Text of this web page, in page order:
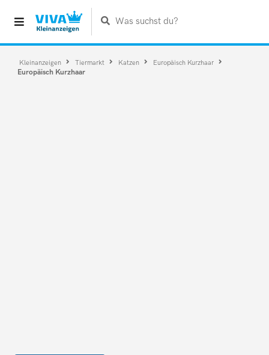
Was suchst du?
Kleinanzeigen Tiermarkt Katzen Europäisch Kurzhaar
Europäisch Kurzhaar